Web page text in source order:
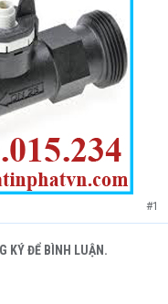
#1
KÝ ĐỂ BÌNH LUẬN.